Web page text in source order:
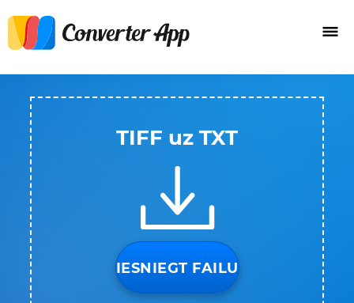
TIFF uz TXT
IESNIEGT FAILU